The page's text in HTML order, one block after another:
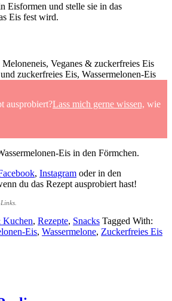
Eisformen und stelle sie in das
Eis fest wird.
Veganes & zuckerfreies Eis
zuckerfreies Eis, Wassermelonen-Eis
ausprobiert?Lass mich gerne wissen, wie
, Instagram oder in den
du das Rezept ausprobiert hast!
Kuchen, Rezepte, Snacks Tagged With:
Eis, Wassermelone, Zuckerfreies Eis